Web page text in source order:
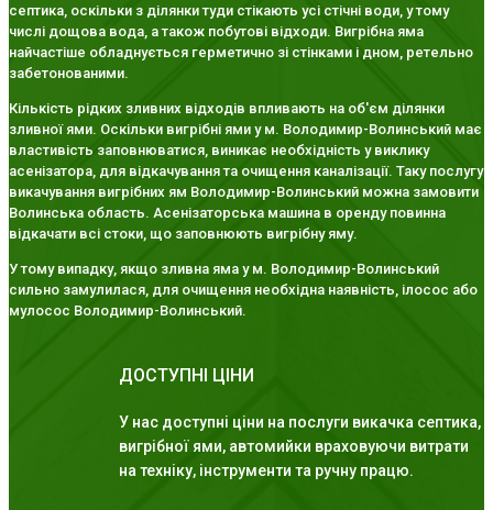
септика, оскільки з ділянки туди стікають усі стічні води, у тому
числі дощова вода, а також побутові відходи. Вигрібна яма
найчастіше обладнується герметично зі стінками і дном, ретельно
забетонованими.
Кількість рідких зливних відходів впливають на об'єм ділянки
зливної ями. Оскільки вигрібні ями у м. Володимир-Волинський має
властивість заповнюватися, виникає необхідність у виклику
асенізатора, для відкачування та очищення каналізації. Таку послугу
викачування вигрібних ям Володимир-Волинський можна замовити
Волинська область. Асенізаторська машина в оренду повинна
відкачати всі стоки, що заповнюють вигрібну яму.
У тому випадку, якщо зливна яма у м. Володимир-Волинський
сильно замулилася, для очищення необхідна наявність, ілосос або
мулосос Володимир-Волинський.
ДОСТУПНІ ЦІНИ
У нас доступні ціни на послуги викачка септика,
вигрібної ями, автомийки враховуючи витрати
на техніку, інструменти та ручну працю.